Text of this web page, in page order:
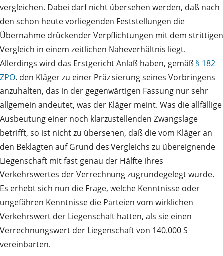
vergleichen. Dabei darf nicht übersehen werden, daß nach
den schon heute vorliegenden Feststellungen die
Übernahme drückender Verpflichtungen mit dem strittigen
Vergleich in einem zeitlichen Naheverhältnis liegt.
Allerdings wird das Erstgericht Anlaß haben, gemäß § 182
ZPO. den Kläger zu einer Präzisierung seines Vorbringens
anzuhalten, das in der gegenwärtigen Fassung nur sehr
allgemein andeutet, was der Kläger meint. Was die allfällige
Ausbeutung einer noch klarzustellenden Zwangslage
betrifft, so ist nicht zu übersehen, daß die vom Kläger an
den Beklagten auf Grund des Vergleichs zu übereignende
Liegenschaft mit fast genau der Hälfte ihres
Verkehrswertes der Verrechnung zugrundegelegt wurde.
Es erhebt sich nun die Frage, welche Kenntnisse oder
ungefähren Kenntnisse die Parteien vom wirklichen
Verkehrswert der Liegenschaft hatten, als sie einen
Verrechnungswert der Liegenschaft von 140.000 S
vereinbarten.